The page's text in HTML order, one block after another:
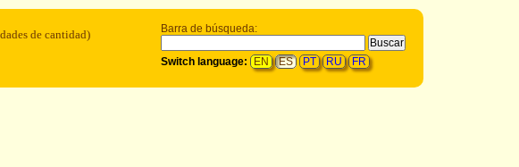
Barra de búsqueda:
Switch language: EN ES PT RU FR
de cantidad)